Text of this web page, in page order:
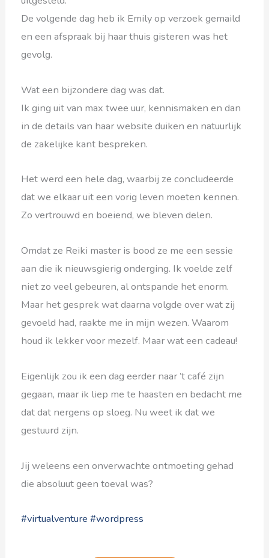
De volgende dag heb ik Emily op verzoek gemaild
en een afspraak bij haar thuis gisteren was het
gevolg.
Wat een bijzondere dag was dat.
Ik ging uit van max twee uur, kennismaken en dan
in de details van haar website duiken en natuurlijk
de zakelijke kant bespreken.
Het werd een hele dag, waarbij ze concludeerde
dat we elkaar uit een vorig leven moeten kennen.
Zo vertrouwd en boeiend, we bleven delen.
Omdat ze Reiki master is bood ze me een sessie
aan die ik nieuwsgierig onderging. Ik voelde zelf
niet zo veel gebeuren, al ontspande het enorm.
Maar het gesprek wat daarna volgde over wat zij
gevoeld had, raakte me in mijn wezen. Waarom
houd ik lekker voor mezelf. Maar wat een cadeau!
Eigenlijk zou ik een dag eerder naar ’t café zijn
gegaan, maar ik liep me te haasten en bedacht me
dat dat nergens op sloeg. Nu weet ik dat we
gestuurd zijn.
Jij weleens een onverwachte ontmoeting gehad
die absoluut geen toeval was?
#virtualventure #wordpress